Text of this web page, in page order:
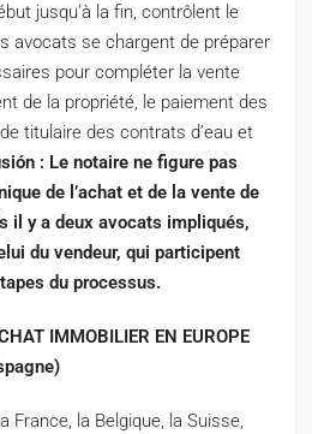
jusqu’à la fin, contrôlent le
avocats se chargent de préparer
pour compléter la vente
de la propriété, le paiement des
titulaire des contrats d’eau et
: Le notaire ne figure pas
de l’achat et de la vente de
il y a deux avocats impliqués,
du vendeur, qui participent
du processus.
IMMOBILIER EN EUROPE
France, la Belgique, la Suisse,